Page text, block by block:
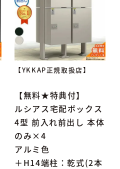
【YKKAP正規取扱店】
【無料★特典付】
ルシアス宅配ボックス
4型 前入れ前出し 本体
のみ×4
アルミ色
＋H14端柱：乾式(2本